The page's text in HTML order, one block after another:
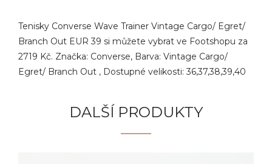
Tenisky Converse Wave Trainer Vintage Cargo/ Egret/
Branch Out EUR 39 si můžete vybrat ve Footshopu za
2719 Kč. Značka: Converse, Barva: Vintage Cargo/
Egret/ Branch Out , Dostupné velikosti: 36,37,38,39,40
DALŠÍ PRODUKTY